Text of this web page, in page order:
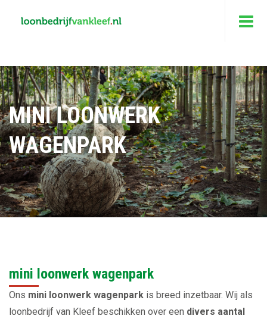
MINI LOONWERK
WAGENPARK
mini loonwerk wagenpark
Ons mini loonwerk wagenpark is breed inzetbaar. Wij als
loonbedrijf van Kleef beschikken over een divers aantal